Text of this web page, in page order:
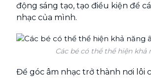
động sáng tạo, tạo điều kiện để
nhạc của mình.
Các bé có thể thể hiện
Để góc âm nhạc trở thành nơi lôi